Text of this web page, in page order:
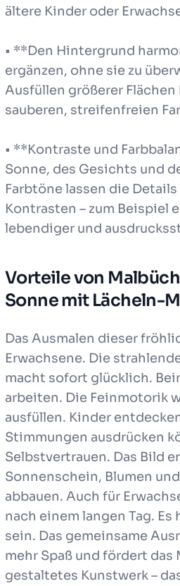
ältere Kinder oder
• **Den Hintergrund
ergänzen, ohne sie zu
Ausfüllen größerer
sauberen, streifenfreien
• **Kontraste und
Sonne, des Gesichts und
Farbtöne lassen die
Kontrasten – zum Beispiel
lebendiger und
Vorteile von
Sonne mit Lächeln-
Das Ausmalen dieser
Erwachsene. Die
macht sofort glücklich.
arbeiten. Die Feinmotorik
ausfüllen. Kinder
Stimmungen ausdrücken
Selbstvertrauen. Das Bild
Sonnenschein, Blumen
abbauen. Auch für
nach einem langen Tag.
sein. Das gemeinsame
mehr Spaß und fördert
gestaltetes Kunstwerk –